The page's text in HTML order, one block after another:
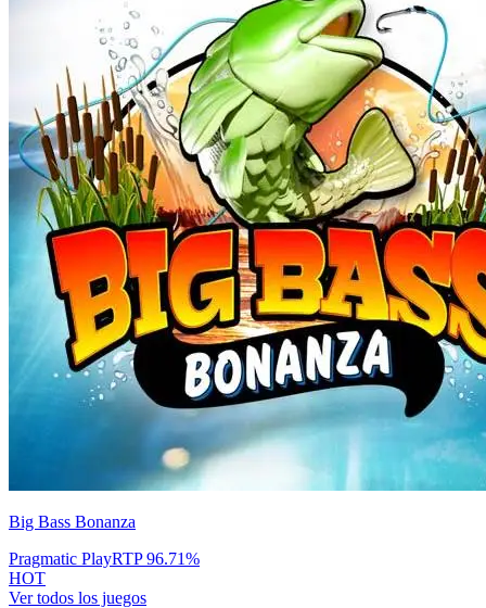
Big Bass Bonanza
Pragmatic PlayRTP96.71%
HOT
Ver todos los juegos